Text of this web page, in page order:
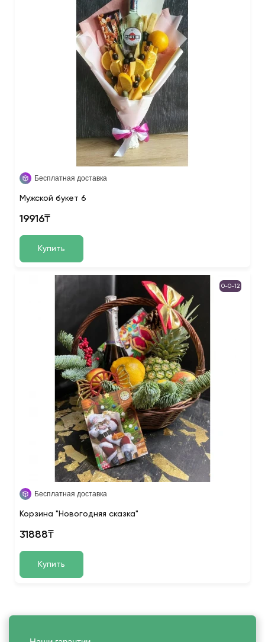
Бесплатная доставка
Мужской букет 6
19916₸
Купить
0-0-12
Бесплатная доставка
Корзина "Новогодняя сказка"
31888₸
Купить